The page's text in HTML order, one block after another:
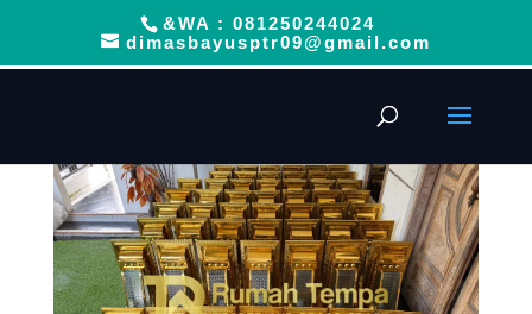
&WA : 081250244024
dimasbayusptr09@gmail.com